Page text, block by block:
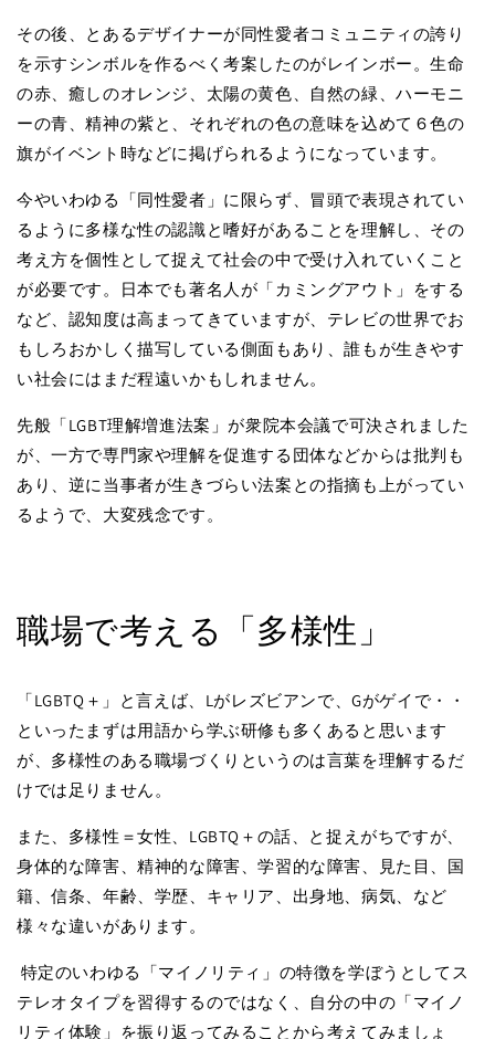
その後、とあるデザイナーが同性愛者コミュニティの誇り
を示すシンボルを作るべく考案したのがレインボー。生命
の赤、癒しのオレンジ、太陽の黄色、自然の緑、ハーモニ
ーの青、精神の紫と、それぞれの色の意味を込めて６色の
旗がイベント時などに掲げられるようになっています。
今やいわゆる「同性愛者」に限らず、冒頭で表現されてい
るように多様な性の認識と嗜好があることを理解し、その
考え方を個性として捉えて社会の中で受け入れていくこと
が必要です。日本でも著名人が「カミングアウト」をする
など、認知度は高まってきていますが、テレビの世界でお
もしろおかしく描写している側面もあり、誰もが生きやす
い社会にはまだ程遠いかもしれません。
先般「LGBT理解増進法案」が衆院本会議で可決されました
が、一方で専門家や理解を促進する団体などからは批判も
あり、逆に当事者が生きづらい法案との指摘も上がってい
るようで、大変残念です。
職場で考える「多様性」
「LGBTQ＋」と言えば、Lがレズビアンで、Gがゲイで・・
といったまずは用語から学ぶ研修も多くあると思います
が、多様性のある職場づくりというのは言葉を理解するだ
けでは足りません。
また、多様性＝女性、LGBTQ＋の話、と捉えがちですが、
身体的な障害、精神的な障害、学習的な障害、見た目、国
籍、信条、年齢、学歴、キャリア、出身地、病気、など
様々な違いがあります。
特定のいわゆる「マイノリティ」の特徴を学ぼうとしてス
テレオタイプを習得するのではなく、自分の中の「マイノ
リティ体験」を振り返ってみることから考えてみましょ